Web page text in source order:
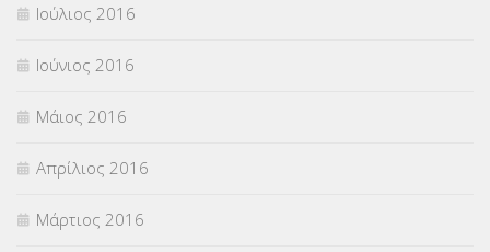
Ιούλιος 2016
Ιούνιος 2016
Μάιος 2016
Απρίλιος 2016
Μάρτιος 2016